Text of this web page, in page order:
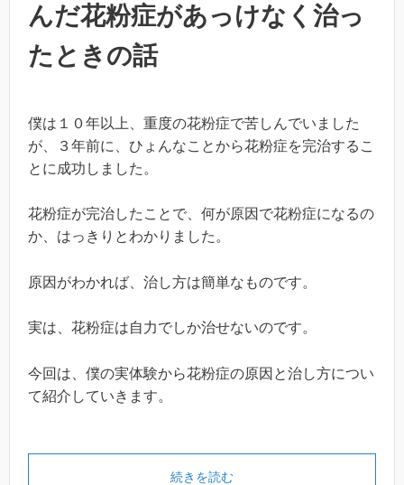
んだ花粉症があっけなく治っ
たときの話
僕は１０年以上、重度の花粉症で苦しんでいました
が、３年前に、ひょんなことから花粉症を完治するこ
とに成功しました。
花粉症が完治したことで、何が原因で花粉症になるの
か、はっきりとわかりました。
原因がわかれば、治し方は簡単なものです。
実は、花粉症は自力でしか治せないのです。
今回は、僕の実体験から花粉症の原因と治し方につい
て紹介していきます。
続きを読む